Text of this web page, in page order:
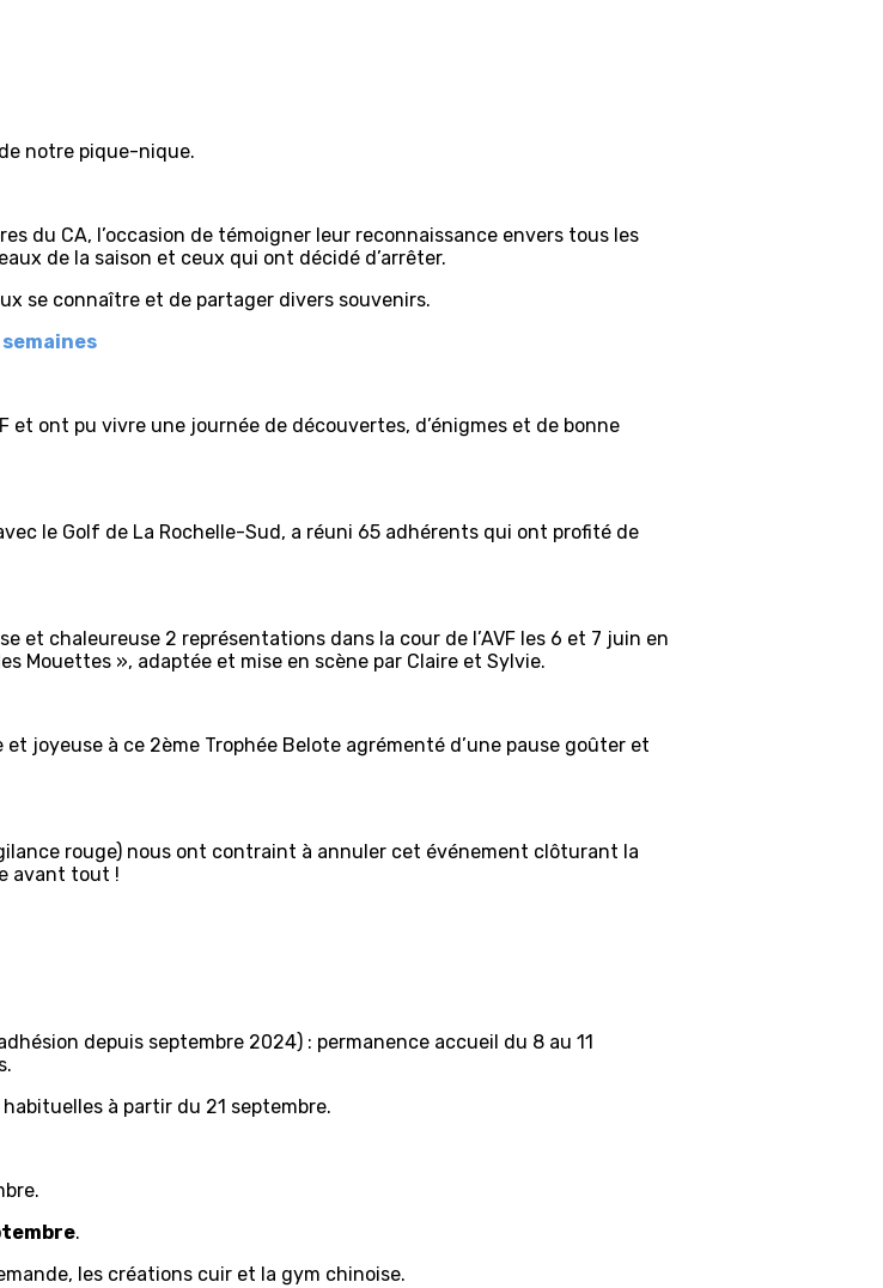
notre pique-nique.
du CA, l’occasion de témoigner leur reconnaissance envers tous les
de la saison et ceux qui ont décidé d’arrêter.
se connaître et de partager divers souvenirs.
ont pu vivre une journée de découvertes, d’énigmes et de bonne
le Golf de La Rochelle-Sud, a réuni 65 adhérents qui ont profité de
et chaleureuse 2 représentations dans la cour de l’AVF les 6 et 7 juin en
Mouettes », adaptée et mise en scène par Claire et Sylvie.
joyeuse à ce 2ème Trophée Belote agrémenté d’une pause goûter et
rouge) nous ont contraint à annuler cet événement clôturant la
avant tout !
depuis septembre 2024) : permanence accueil du 8 au 11
à partir du 21 septembre.
.
les créations cuir et la gym chinoise.